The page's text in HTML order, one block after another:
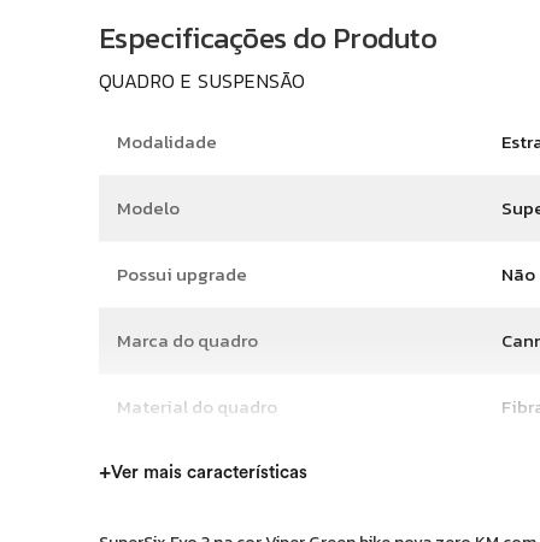
Especificações do Produto
QUADRO E SUSPENSÃO
Modalidade
Modelo
Possui upgrade Não
Marca do quadro
Material do quadro
Tamanho do quadro
+Ver mais características